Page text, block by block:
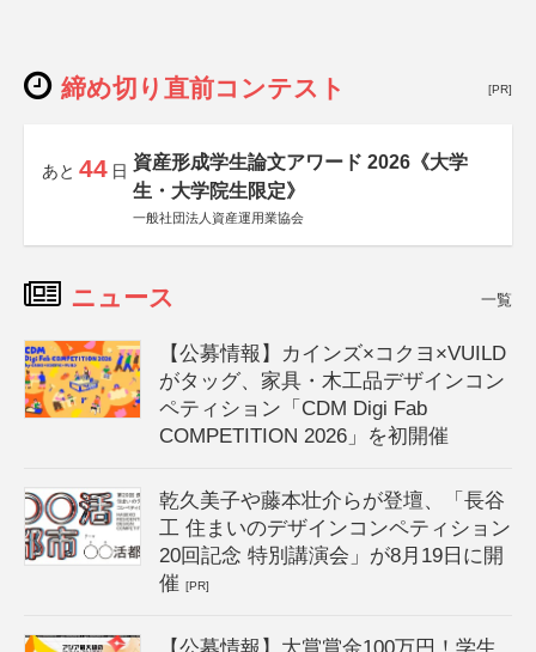
締め切り直前コンテスト [PR]
あと 44 日 資産形成学生論文アワード 2026《大学
生・大学院生限定》
一般社団法人資産運用業協会
ニュース 一覧
【公募情報】カインズ×コクヨ×VUILD
がタッグ、家具・木工品デザインコン
ペティション「CDM Digi Fab
COMPETITION 2026」を初開催
乾久美子や藤本壮介らが登壇、「長谷
工 住まいのデザインコンペティション
20回記念 特別講演会」が8月19日に開
催[PR]